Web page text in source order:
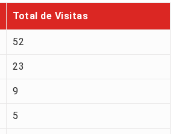
Total de Visitas
52
23
9
5